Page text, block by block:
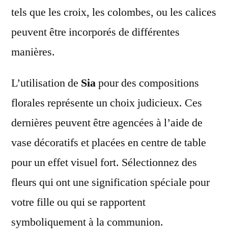
tels que les croix, les colombes, ou les calices
peuvent être incorporés de différentes
manières.
L’utilisation de Siapour des compositions
florales représente un choix judicieux. Ces
dernières peuvent être agencées à l’aide de
vase décoratifs et placées en centre de table
pour un effet visuel fort. Sélectionnez des
fleurs qui ont une signification spéciale pour
votre fille ou qui se rapportent
symboliquement à la communion.